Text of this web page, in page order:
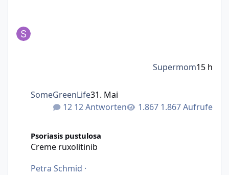
12 Antworten 1.867 Aufrufe
SomeGreenLife31. Mai
Supermom15 h
Psoriasis pustulosa
Creme ruxolitinib
Petra Schmid ·